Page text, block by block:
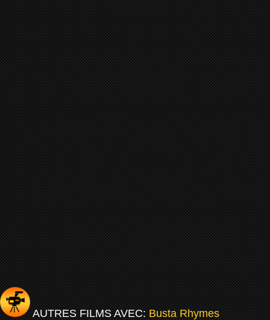
AUTRES FILMS AVEC:Busta Rhymes